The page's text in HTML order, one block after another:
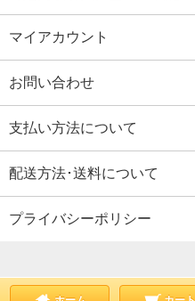
マイアカウント
お問い合わせ
支払い方法について
配送方法･送料について
プライバシーポリシー